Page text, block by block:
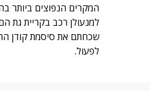
המקרים הנפוצים ביותר
למנעולן רכב בקריית גת
שכחתם את סיסמת קודן
לפעול.